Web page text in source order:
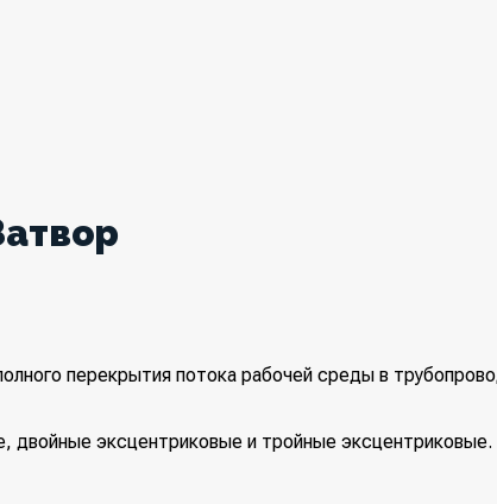
перекрытия потока рабочей среды в
эксцентриковые и тройные эксцентриковые.